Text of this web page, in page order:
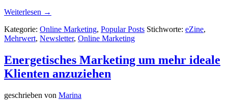
Weiterlesen →
Kategorie: Online Marketing, Popular Posts Stichworte: eZine,
Mehrwert, Newsletter, Online Marketing
Energetisches Marketing um mehr ideale
Klienten anzuziehen
geschrieben von Marina